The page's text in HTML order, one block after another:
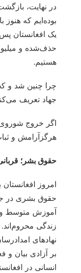
در نهایت،
بوده‌ایم که
یک افغانستان
حذف‌شده و
هستیم.
چرا چنین شد و
جهاد تعریف
اگر خروج شوروی
هرگزآرامش و
حقوق بشر؛
امروز افغانستان
حقوق بشری در
آموزش متوسط و
زندگی محروم‌اند.
نهادهای
بر آزادی بیان و
انسانی در